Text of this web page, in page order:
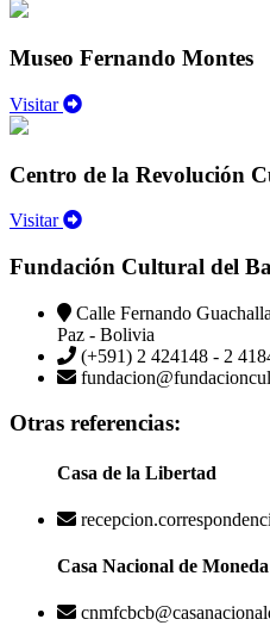
Museo Fernando Montes
Visitar
Centro de la Revolución
Visitar
Fundación Cultural del
Calle Fernando
Paz - Bolivia
(+591) 2 424148 - 2
Otras referencias:
Casa de la Libertad
Casa Nacional de Moneda